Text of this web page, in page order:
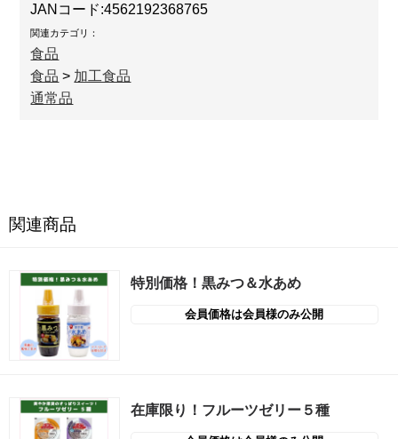
JANコード:4562192368765
関連カテゴリ：
食品
食品 > 加工食品
通常品
関連商品
特別価格！黒みつ＆水あめ
会員価格は会員様のみ公開
在庫限り！フルーツゼリー５種